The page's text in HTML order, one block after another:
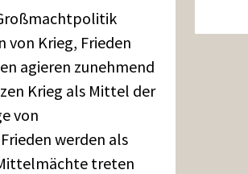
von Krieg, Frieden
agieren zunehmend
Krieg als Mittel der
von
werden als
treten